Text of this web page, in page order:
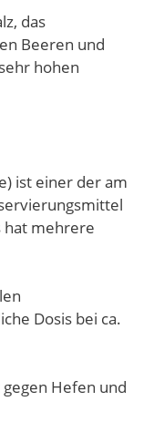
das
Beeren und
hohen
ist einer der am
hat mehrere
Dosis bei ca.
Hefen und